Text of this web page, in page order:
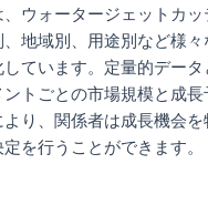
ウォータージェットカ
地域別、用途別など様
ています。定量的デー
トごとの市場規模と成
り、関係者は成長機会
を行うことができます。